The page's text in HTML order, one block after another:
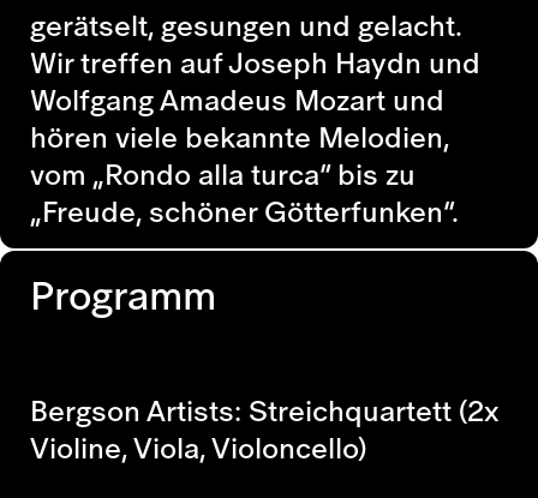
gerätselt, gesungen und gelacht.
Wir treffen auf Joseph Haydn und
Wolfgang Amadeus Mozart und
hören viele bekannte Melodien,
vom „Rondo alla turca“ bis zu
„Freude, schöner Götterfunken“.
Programm
Bergson Artists: Streichquartett (2x
Violine, Viola, Violoncello)